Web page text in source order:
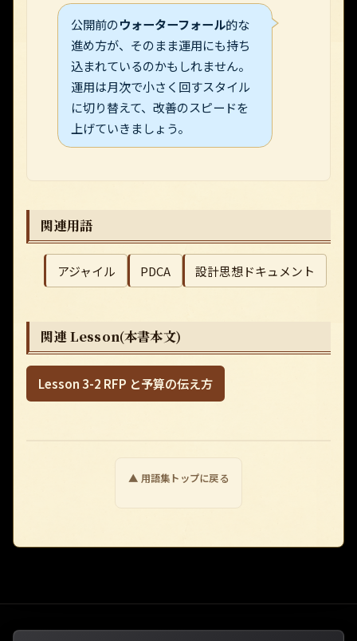
公開前のウォーターフォール的な
進め方が、そのまま運用にも持ち
込まれているのかもしれません。
運用は月次で小さく回すスタイル
に切り替えて、改善のスピードを
上げていきましょう。
関連用語
アジャイル PDCA 設計思想ドキュメント
関連 Lesson(本書本文)
Lesson 3-2 RFP と予算の伝え方
▲ 用語集トップに戻る